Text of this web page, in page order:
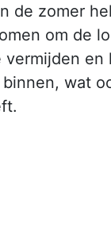
de zomer
om de
vermijden en
wat